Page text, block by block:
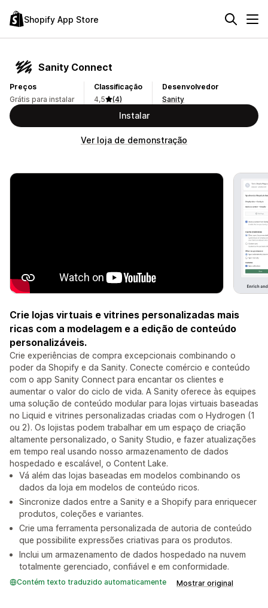
Shopify App Store
Sanity Connect
Preços
Grátis para instalar
Classificação
4,5
(4)
Desenvolvedor
Sanity
Instalar
Ver loja de demonstração
Crie lojas virtuais e vitrines personalizadas mais
ricas com a modelagem e a edição de conteúdo
personalizáveis.
Crie experiências de compra excepcionais combinando o
poder da Shopify e da Sanity. Conecte comércio e conteúdo
com o app Sanity Connect para encantar os clientes e
aumentar o valor do ciclo de vida. A Sanity oferece às equipes
uma solução de conteúdo modular para lojas virtuais baseadas
no Liquid e vitrines personalizadas criadas com o Hydrogen (1
ou 2). Os lojistas podem trabalhar em um espaço de criação
altamente personalizado, o Sanity Studio, e fazer atualizações
em tempo real usando nosso armazenamento de dados
hospedado e escalável, o Content Lake.
Vá além das lojas baseadas em modelos combinando os
dados da loja em modelos de conteúdo ricos.
Sincronize dados entre a Sanity e a Shopify para enriquecer
produtos, coleções e variantes.
Crie uma ferramenta personalizada de autoria de conteúdo
que possibilite expressões criativas para os produtos.
Inclui um armazenamento de dados hospedado na nuvem
totalmente gerenciado, confiável e em conformidade.
Contém texto traduzido automaticamente Mostrar original